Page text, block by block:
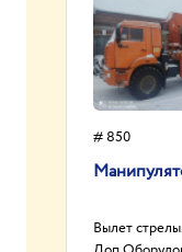
# 850
Вылет стрелы